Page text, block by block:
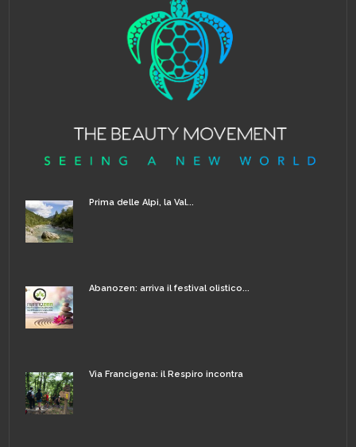
Prima delle Alpi, la Val...
Abanozen: arriva il festival olistico...
Via Francigena: il Respiro incontra